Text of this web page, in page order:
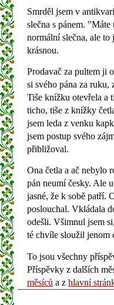
Smrděl jsem v
slečna s pánem.
normální slečna, ale to
krásnou.
Prodavač za pultem ji
si svého pána za
Tiše knížku otevřela a
ticho, tiše z knížky
jsem leda z venku
jsem postup svého
přibližoval.
Ona četla a ač nebylo
pán neumí česky. Ale
jasné, že k sobě patří.
poslouchal. Vkládala
odešli. Všimnul jsem
té chvíle sloužil jenom
To jsou všechny
Příspěvky z dalších
měsíců a z hlavní